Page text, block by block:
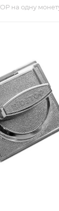
на одну